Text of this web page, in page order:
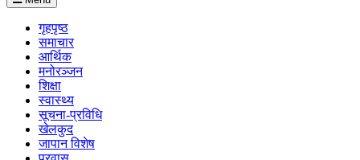
गृहपृष्ठ
समाचार
आर्थिक
मनोरञ्जन
शिक्षा
स्वास्थ्य
सूचना-प्रविधि
खेलकुद
जापान विशेष